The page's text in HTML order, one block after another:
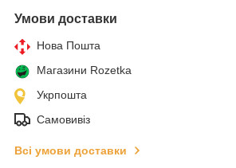
Умови доставки
Нова Пошта
Магазини Rozetka
Укрпошта
Самовивіз
Всі умови доставки